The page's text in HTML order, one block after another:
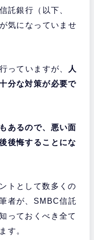
託銀行（以下、
気になっていませ
っていますが、
人
分な対策が必要で
あるので、悪い面
後悔することにな
トとして数多くの
者が、SMBC信託
っておくべき全て
す。